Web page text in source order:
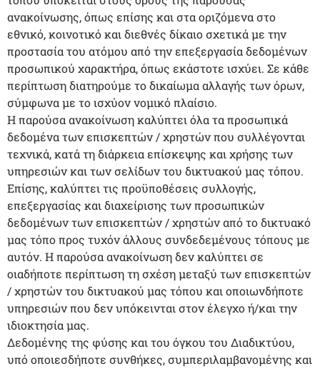
ανακοίνωσης, όπως επίσης και στα οριζόμενα στο
εθνικό, κοινοτικό και διεθνές δίκαιο σχετικά με την
προστασία του ατόμου από την επεξεργασία δεδομένων
προσωπικού χαρακτήρα, όπως εκάστοτε ισχύει. Σε κάθε
περίπτωση διατηρούμε το δικαίωμα αλλαγής των όρων,
σύμφωνα με το ισχύον νομικό πλαίσιο.
Η παρούσα ανακοίνωση καλύπτει όλα τα προσωπικά
δεδομένα των επισκεπτών / χρηστών που συλλέγονται
τεχνικά, κατά τη διάρκεια επίσκεψης και χρήσης των
υπηρεσιών και των σελίδων του δικτυακού μας τόπου.
Επίσης, καλύπτει τις προϋποθέσεις συλλογής,
επεξεργασίας και διαχείρισης των προσωπικών
δεδομένων των επισκεπτών / χρηστών από το δικτυακό
μας τόπο προς τυχόν άλλους συνδεδεμένους τόπους με
αυτόν. Η παρούσα ανακοίνωση δεν καλύπτει σε
οιαδήποτε περίπτωση τη σχέση μεταξύ των επισκεπτών
/ χρηστών του δικτυακού μας τόπου και οποιωνδήποτε
υπηρεσιών που δεν υπόκεινται στον έλεγχο ή/και την
ιδιοκτησία μας.
Δεδομένης της φύσης και του όγκου του Διαδικτύου,
υπό οποιεσδήποτε συνθήκες, συμπεριλαμβανομένης και